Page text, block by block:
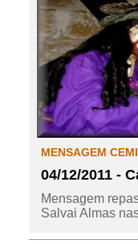
MENSAGEM
04/12/2011 -
Mensagem
Salvai Almas